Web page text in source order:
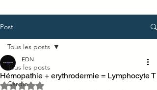
Post
Tous les posts
Cardio
Tous les posts
Hémopathie + erythrodermie = Lymphocyte T
EDN
Noté NaN étoiles sur 5.